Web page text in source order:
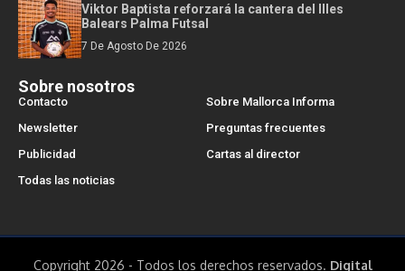
Viktor Baptista reforzará la cantera del Illes
Balears Palma Futsal
7 De Agosto De 2026
Sobre nosotros
Contacto
Sobre Mallorca Informa
Newsletter
Preguntas frecuentes
Publicidad
Cartas al director
Todas las noticias
Copyright 2026 - Todos los derechos reservados. Digital